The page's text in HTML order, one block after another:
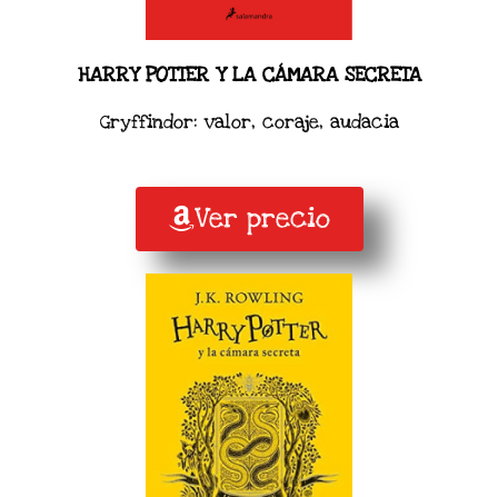
HARRY POTTER Y LA CÁMARA SECRETA
Gryffindor: valor, coraje, audacia
Ver precio